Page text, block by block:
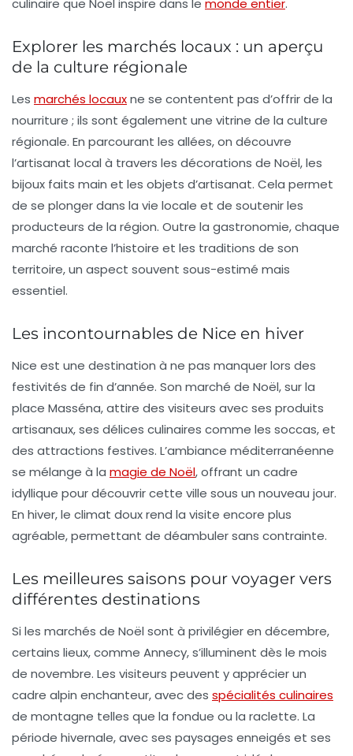
culinaire que Noël inspire dans le monde entier.
Explorer les marchés locaux : un aperçu
de la culture régionale
Les marchés locauxne se contentent pas d’offrir de la
nourriture ; ils sont également une vitrine de la culture
régionale. En parcourant les allées, on découvre
l’artisanat local à travers les décorations de Noël, les
bijoux faits main et les objets d’artisanat. Cela permet
de se plonger dans la vie locale et de soutenir les
producteurs de la région. Outre la gastronomie, chaque
marché raconte l’histoire et les traditions de son
territoire, un aspect souvent sous-estimé mais
essentiel.
Les incontournables de Nice en hiver
Nice est une destination à ne pas manquer lors des
festivités de fin d’année. Son marché de Noël, sur la
place Masséna, attire des visiteurs avec ses produits
artisanaux, ses délices culinaires comme les soccas, et
des attractions festives. L’ambiance méditerranéenne
se mélange à la magie de Noël, offrant un cadre
idyllique pour découvrir cette ville sous un nouveau jour.
En hiver, le climat doux rend la visite encore plus
agréable, permettant de déambuler sans contrainte.
Les meilleures saisons pour voyager vers
différentes destinations
Si les marchés de Noël sont à privilégier en décembre,
certains lieux, comme Annecy, s’illuminent dès le mois
de novembre. Les visiteurs peuvent y apprécier un
cadre alpin enchanteur, avec des spécialités culinaires
de montagne telles que la fondue ou la raclette. La
période hivernale, avec ses paysages enneigés et ses